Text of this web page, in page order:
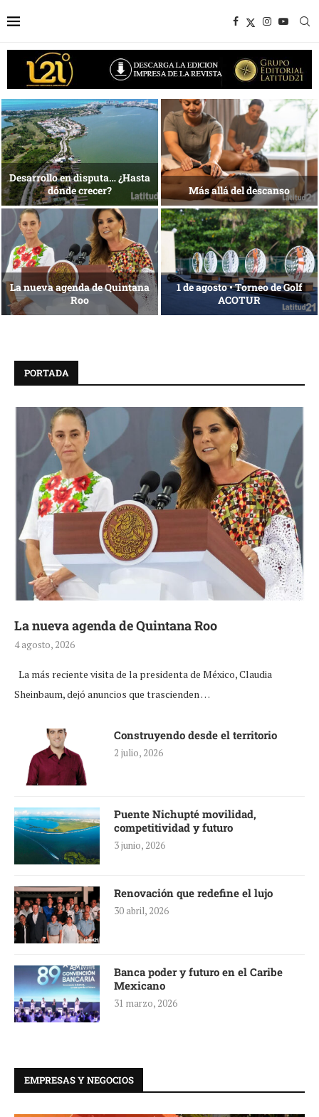
1 al 28 de agosto •
Fundación Isleña
Energía que Impulsa la
competitividad
Reconocimiento de viajeros La esencia del servicio
PORTADA
La nueva agenda de Quintana Roo
4 agosto, 2026
La más reciente visita de la presidenta de México, Claudia
Sheinbaum, dejó anuncios que trascienden …
Construyendo desde el territorio
2 julio, 2026
Puente Nichupté movilidad,
competitividad y futuro
3 junio, 2026
Renovación que redefine el lujo
30 abril, 2026
Banca poder y futuro en el Caribe
Mexicano
31 marzo, 2026
EMPRESAS Y NEGOCIOS